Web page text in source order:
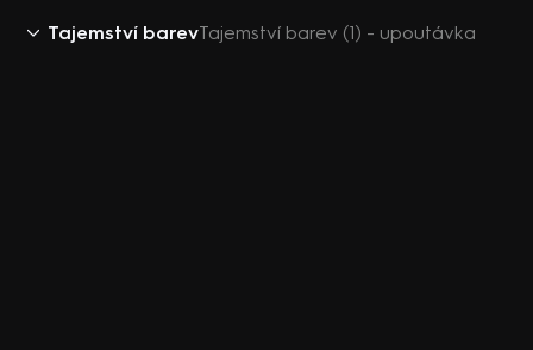
Tajemství barevTajemství barev (1) - upoutávka